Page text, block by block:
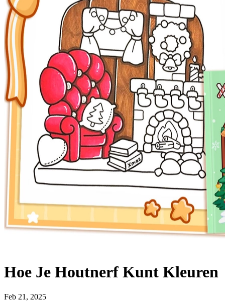
Hoe Je Houtnerf Kunt Kleuren
Feb 21, 2025